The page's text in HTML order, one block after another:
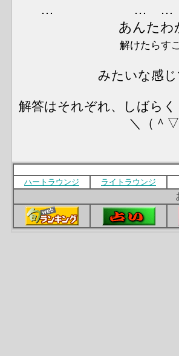
… … …
あんたわ
解けたらす
みたいな感
解答はそれぞれ、しばら
＼（＾
ハートラウンジ ライトラウンジ